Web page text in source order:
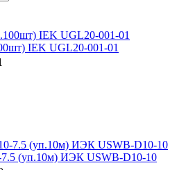
IEK UGL20-001-01
(уп.10м) ИЭК USWB-D10-10